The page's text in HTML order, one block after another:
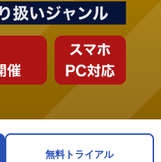
無料トライアル